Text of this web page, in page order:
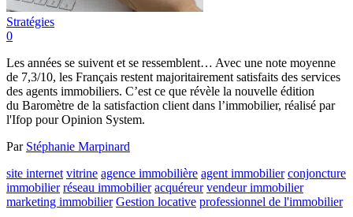
Stratégies
0
Les années se suivent et se ressemblent… Avec une note moyenne
de 7,3/10, les Français restent majoritairement satisfaits des services
des agents immobiliers. C’est ce que révèle la nouvelle édition
du Baromètre de la satisfaction client dans l’immobilier, réalisé par
l'Ifop pour Opinion System.
Par Stéphanie Marpinard
site internet vitrine agence immobilière agent immobilier conjoncture
immobilier réseau immobilier acquéreur vendeur immobilier
marketing immobilier Gestion locative professionnel de l'immobilier